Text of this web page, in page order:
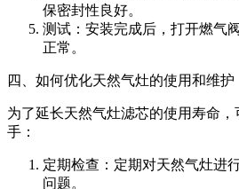
保密封性良好。
测试：安装完成后，打开燃气
正常。
四、如何优化天然气灶的使用和维护
为了延长天然气灶滤芯的使用寿命，
手：
定期检查：定期对天然气灶进
问题。